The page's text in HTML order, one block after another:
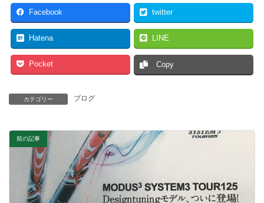
Facebook twitter
Hatena LINE
Pocket Copy
カテゴリー ブログ
前の記事